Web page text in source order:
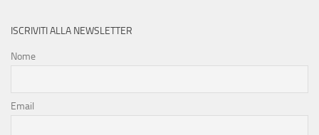
ISCRIVITI ALLA NEWSLETTER
Nome
Email